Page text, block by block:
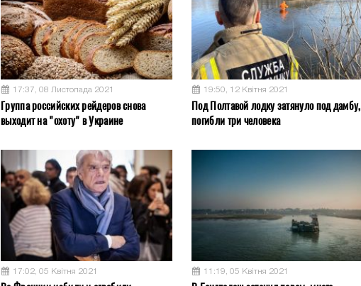
17:37, 08 Листопада 2021
Группа российских рейдеров снова
выходит на "охоту" в Украине
19:50, 12 Квітня 2021
Под Полтавой лодку затянуло под дамбу,
погибли три человека
17:02, 05 Квітня 2021 11:19, 05 Квітня 2021